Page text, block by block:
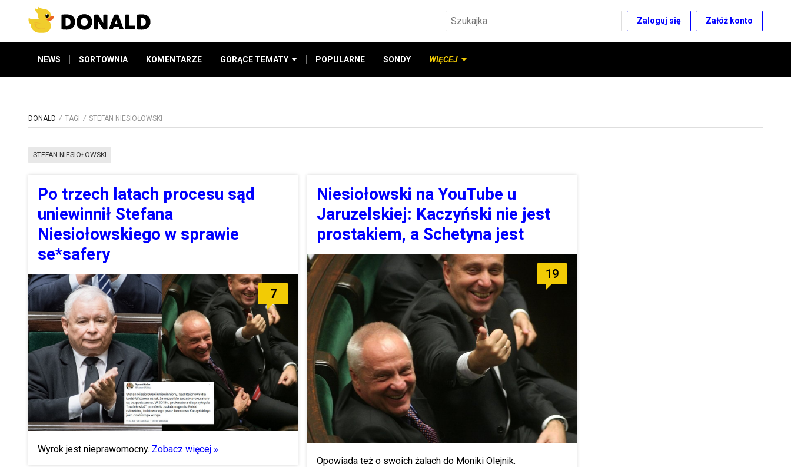
Zaloguj się Załóż konto
NEWS SORTOWNIA KOMENTARZE GORĄCE TEMATY POPULARNE SONDY WIĘCEJ
DONALD TAGI STEFAN NIESIOŁOWSKI
STEFAN NIESIOŁOWSKI
Po trzech latach procesu sąd
uniewinnił Stefana
Niesiołowskiego w sprawie
se*safery
7
Wyrok jest nieprawomocny. Zobacz więcej »
Niesiołowski na YouTube u
Jaruzelskiej: Kaczyński nie jest
prostakiem, a Schetyna jest
19
Opowiada też o swoich żalach do Moniki Olejnik.